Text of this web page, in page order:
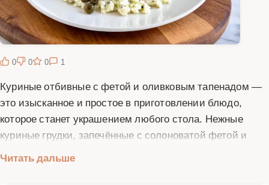
0 0 0 1
Куриные отбивные с фетой и оливковым тапенадом —
это изысканное и простое в приготовлении блюдо,
которое станет украшением любого стола. Нежные
куриные грудки, запечённые с солоноватой фетой и
гармоничное сочетание вкусов. Тапенад — это
Читать дальше